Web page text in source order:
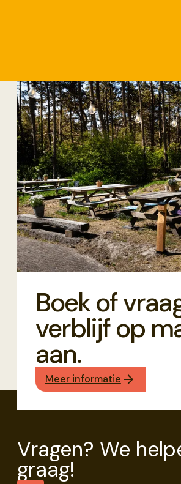
Boek of
verblijf op
aan.
Meer informatie
Vragen? We
graag!